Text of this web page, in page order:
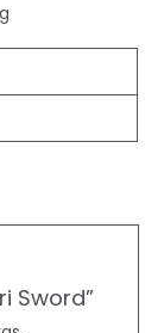
Sword”